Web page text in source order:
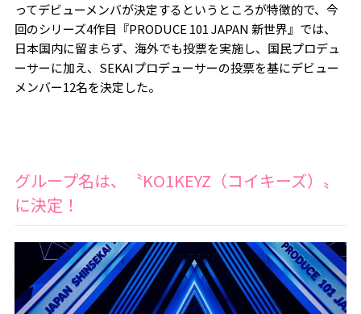
ってデビューメンバが決定するというところが特徴的で、今
回のシリーズ4作目『PRODUCE 101 JAPAN 新世界』では、
日本国内に留まらず、海外でも投票を実施し、国民プロデュ
ーサーに加え、SEKAIプロデューサーの投票を基にデビュー
メンバー12名を決定した。
グループ名は、〝KO1KEYZ（コイキーズ）〟
に決定！